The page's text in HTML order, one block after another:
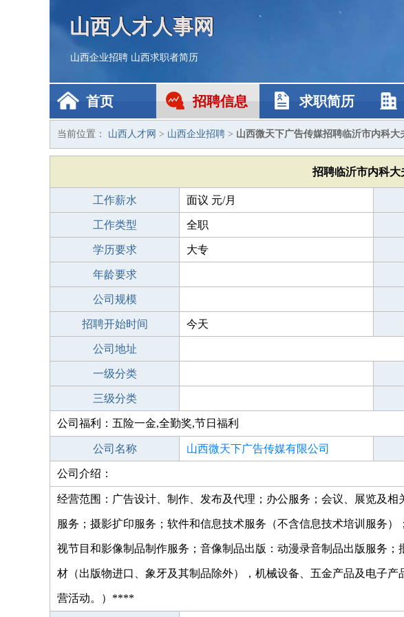
山西人才人事网
山西企业招聘 山西求职者简历
首页 招聘信息 求职简历
当前位置： 山西人才网 > 山西企业招聘 > 山西微天下广告传媒招聘临沂市内科大
招聘临沂市内科大
工作薪水 面议 元/月
工作类型 全职
学历要求 大专
年龄要求
公司规模
招聘开始时间 今天
公司地址
一级分类
三级分类
公司福利：五险一金,全勤奖,节日福利
公司名称 山西微天下广告传媒有限公司
公司介绍：
经营范围：广告设计、制作、发布及代理；办公服务；会议、展览及
服务；摄影扩印服务；软件和信息技术服务（不含信息技术培训服务
视节目和影像制品制作服务；音像制品出版：动漫录音制品出版服务
材（出版物进口、象牙及其制品除外），机械设备、五金产品及电子
营活动。）****